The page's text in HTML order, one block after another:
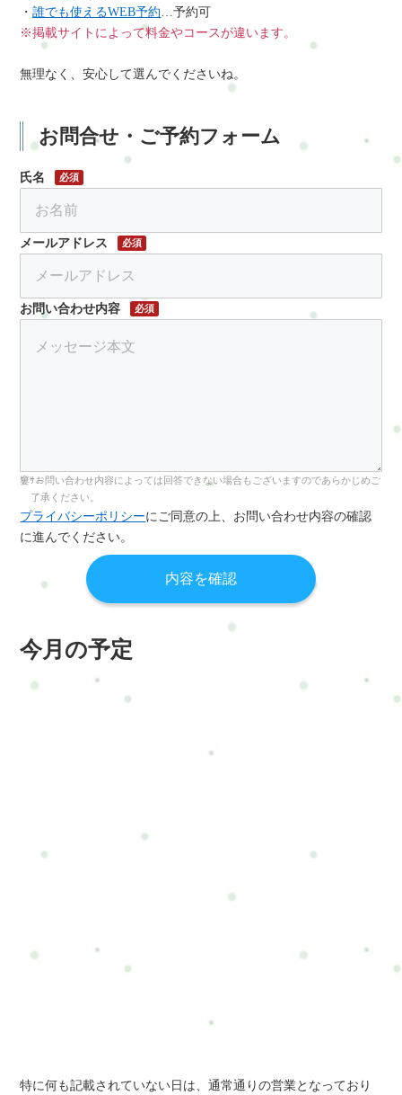
・誰でも使えるWEB予約…予約可
※掲載サイトによって料金やコースが違います。
無理なく、安心して選んでくださいね。
お問合せ・ご予約フォーム
氏名 必須
メールアドレス 必須
お問い合わせ内容 必須
お問い合わせ内容によっては回答できない場合もございますのであらかじめご
了承ください。
プライバシーポリシーにご同意の上、お問い合わせ内容の確認
に進んでください。
今月の予定
特に何も記載されていない日は、通常通りの営業となっており